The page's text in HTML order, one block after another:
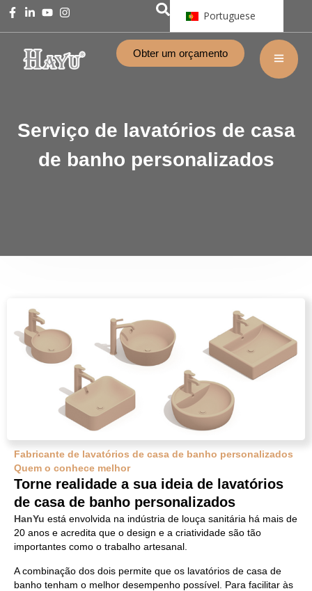
Portuguese
Obter um orçamento
Serviço de lavatórios de casa
de banho personalizados
Fabricante de lavatórios de casa de banho personalizados
Quem o conhece melhor
Torne realidade a sua ideia de lavatórios
de casa de banho personalizados
HanYu está envolvida na indústria de louça sanitária há mais de
20 anos e acredita que o design e a criatividade são tão
importantes como o trabalho artesanal.
A combinação dos dois permite que os lavatórios de casa de
banho tenham o melhor desempenho possível. Para facilitar às